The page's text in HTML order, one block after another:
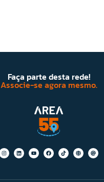
Faça parte desta rede!
Associe-se agora mesmo.